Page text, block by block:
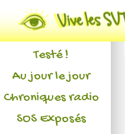
Actualités
L'association
Testé !
Au jour le jour
Chroniques radio
SOS Exposés